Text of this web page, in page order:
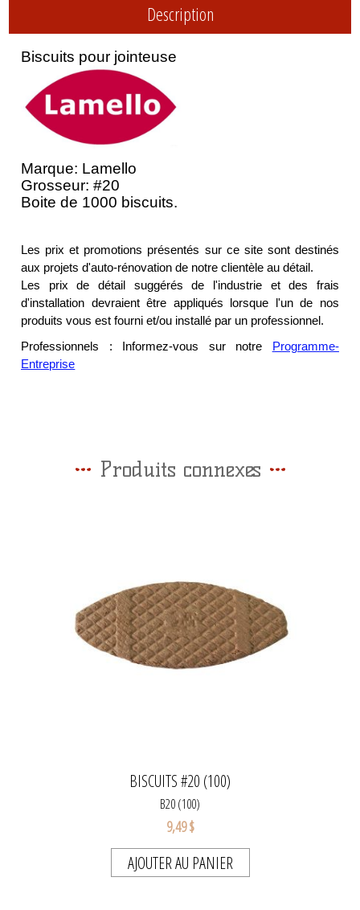
Description
Biscuits pour jointeuse
Marque: Lamello
Grosseur: #20
Boite de 1000 biscuits.
Les prix et promotions présentés sur ce site sont destinés
aux projets d'auto-rénovation de notre clientèle au détail.
Les prix de détail suggérés de l'industrie et des frais
d'installation devraient être appliqués lorsque l'un de nos
produits vous est fourni et/ou installé par un professionnel.
Professionnels : Informez-vous sur notre
Programme-
Entreprise
Produits connexes
BISCUITS #20 (100)
B20 (100)
9,49 $
AJOUTER AU PANIER